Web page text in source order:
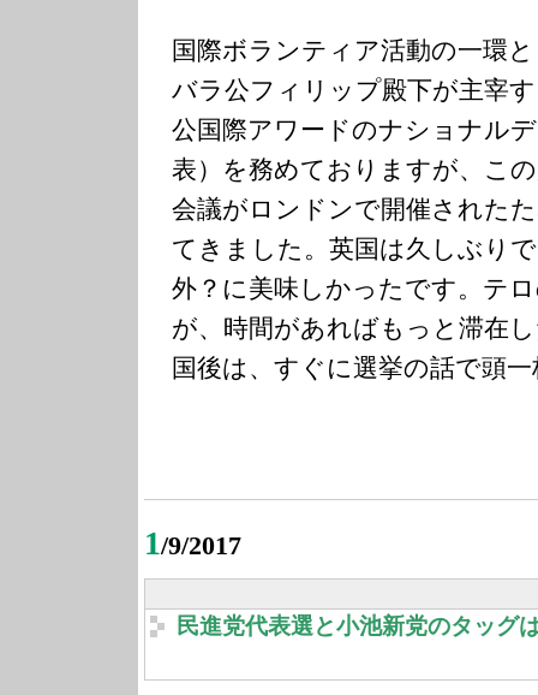
国際ボランティア活動の一環
バラ公フィリップ殿下が主宰
公国際アワードのナショナル
表）を務めておりますが、こ
会議がロンドンで開催された
てきました。英国は久しぶり
外？に美味しかったです。テ
が、時間があればもっと滞在
国後は、すぐに選挙の話で頭
1/9/2017
民進党代表選と小池新党のタッグ